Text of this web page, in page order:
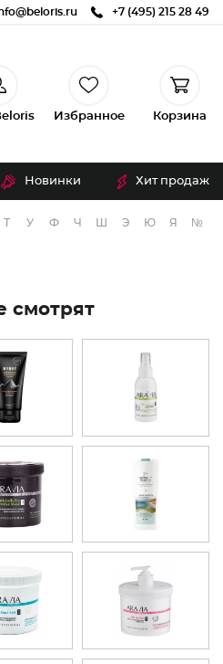
+7 (495) 215 28 49
Избранное Корзина
Новинки Хит продаж
Т У Ф Ч Э Ю Я №
смотрят